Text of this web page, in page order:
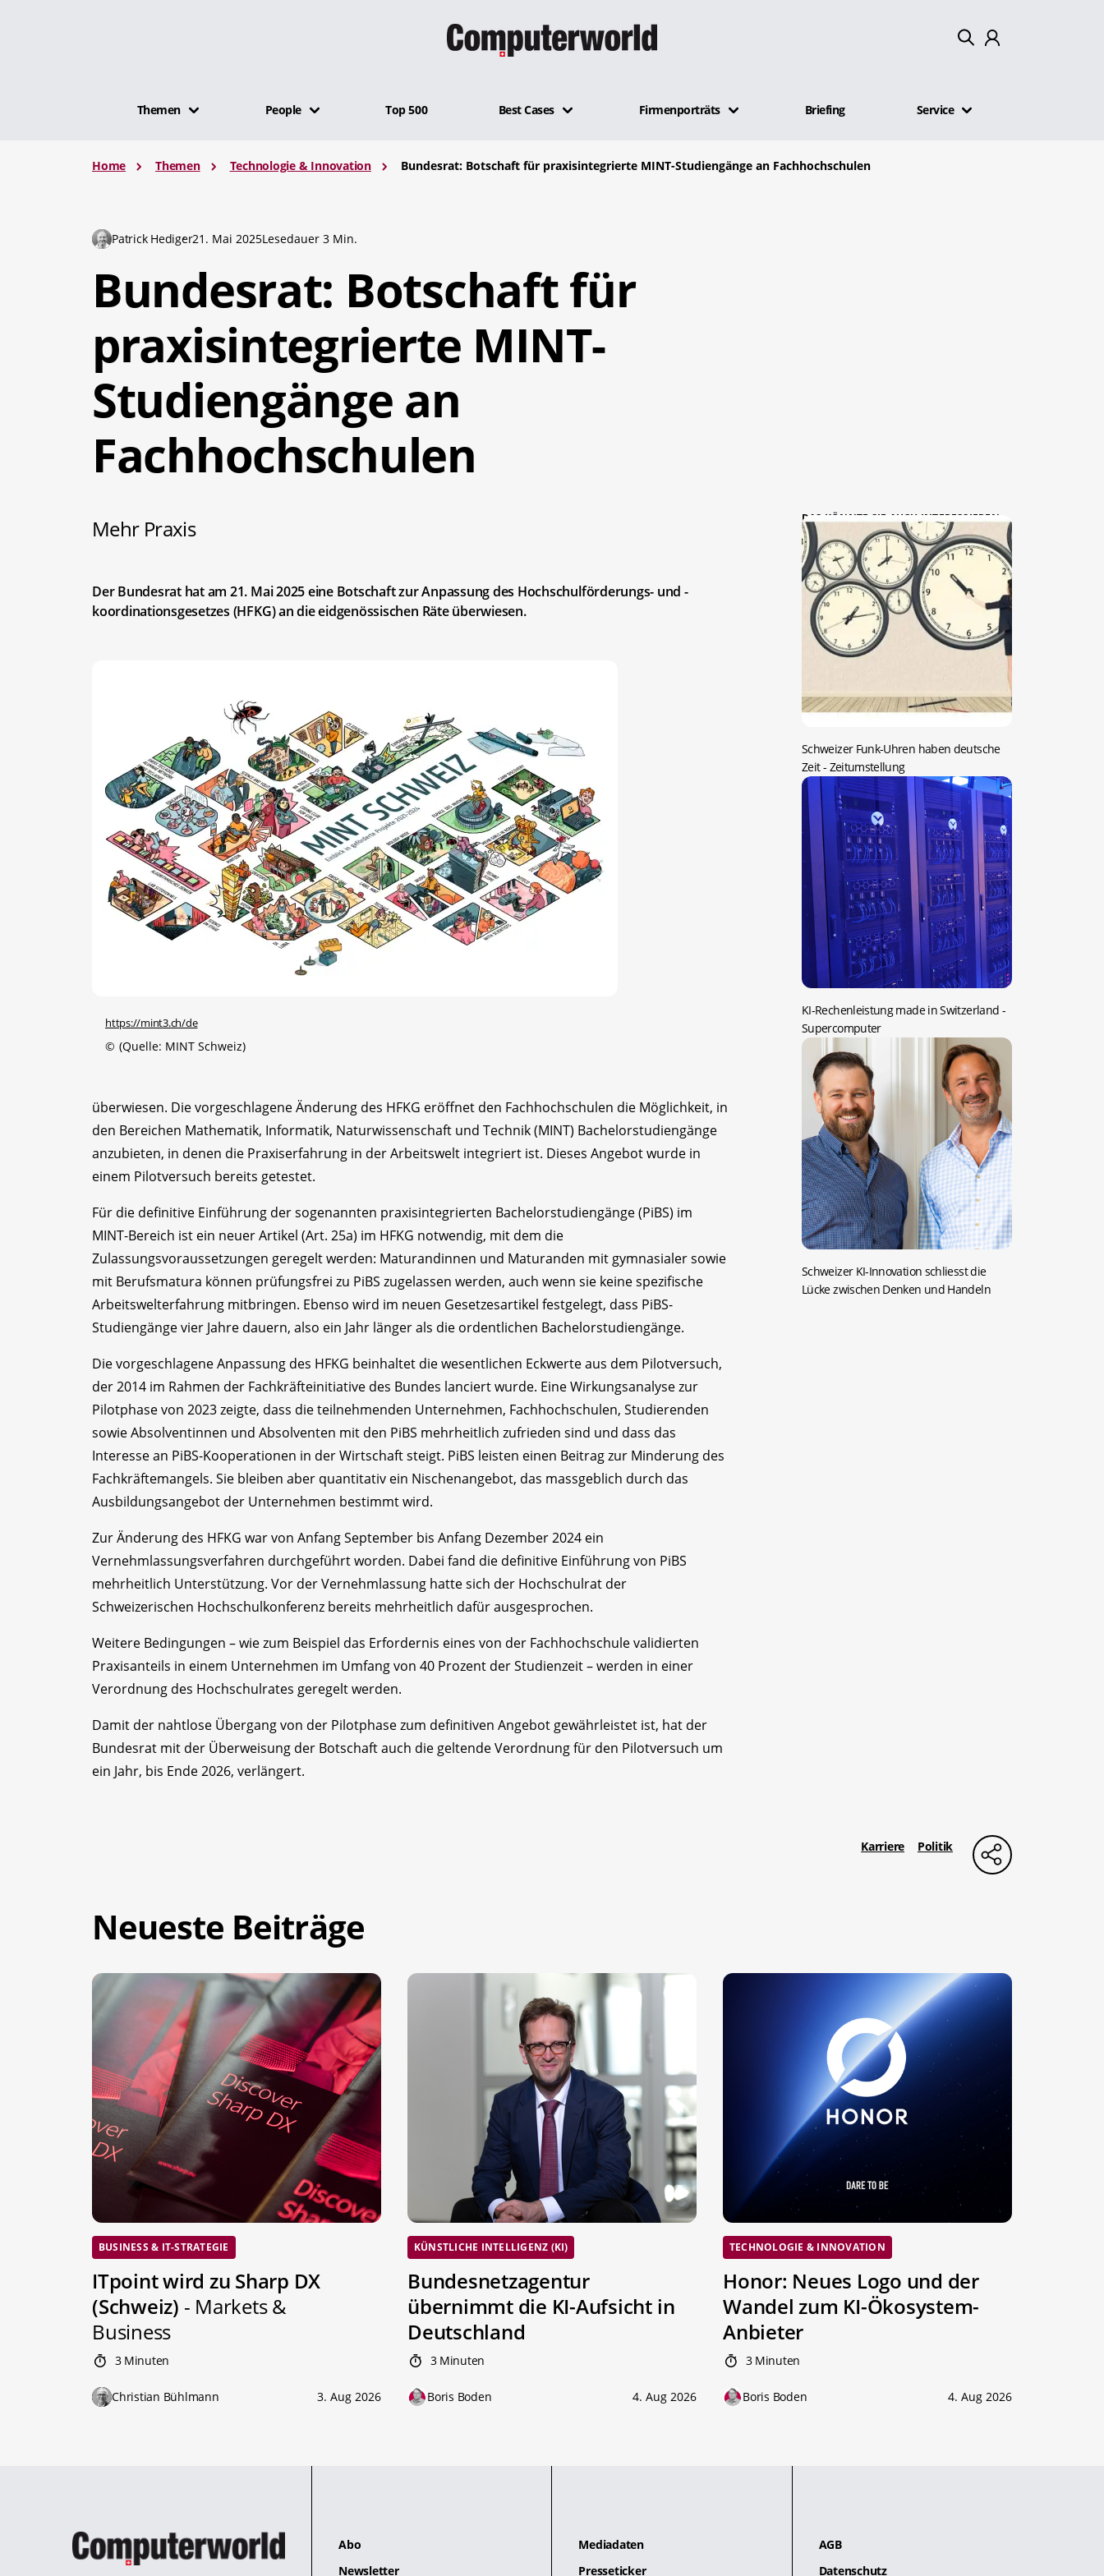
Abmelden
Themen People Top 500 Best Cases Firmenporträts Briefing Service
Home Themen Technologie & Innovation Bundesrat: Botschaft für praxisintegrierte MINT-Studiengänge an Fachhochschulen
Patrick Hediger21. Mai 2025Lesedauer 3 Min.
Bundesrat: Botschaft für
praxisintegrierte MINT-
Studiengänge an
Fachhochschulen
Mehr Praxis
Der Bundesrat hat am 21. Mai 2025 eine Botschaft zur Anpassung des Hochschulförderungs- und -
koordinationsgesetzes (HFKG) an die eidgenössischen Räte überwiesen.
https://mint3.ch/de
© (Quelle: MINT Schweiz)
überwiesen. Die vorgeschlagene Änderung des HFKG eröffnet den Fachhochschulen die Möglichkeit, in
den Bereichen Mathematik, Informatik, Naturwissenschaft und Technik (MINT) Bachelorstudiengänge
anzubieten, in denen die Praxiserfahrung in der Arbeitswelt integriert ist. Dieses Angebot wurde in
einem Pilotversuch bereits getestet.
Für die definitive Einführung der sogenannten praxisintegrierten Bachelorstudiengänge (PiBS) im
MINT-Bereich ist ein neuer Artikel (Art. 25a) im HFKG notwendig, mit dem die
Zulassungsvoraussetzungen geregelt werden: Maturandinnen und Maturanden mit gymnasialer sowie
mit Berufsmatura können prüfungsfrei zu PiBS zugelassen werden, auch wenn sie keine spezifische
Arbeitswelterfahrung mitbringen. Ebenso wird im neuen Gesetzesartikel festgelegt, dass PiBS-
Studiengänge vier Jahre dauern, also ein Jahr länger als die ordentlichen Bachelorstudiengänge.
Die vorgeschlagene Anpassung des HFKG beinhaltet die wesentlichen Eckwerte aus dem Pilotversuch,
der 2014 im Rahmen der Fachkräfteinitiative des Bundes lanciert wurde. Eine Wirkungsanalyse zur
Pilotphase von 2023 zeigte, dass die teilnehmenden Unternehmen, Fachhochschulen, Studierenden
sowie Absolventinnen und Absolventen mit den PiBS mehrheitlich zufrieden sind und dass das
Interesse an PiBS-Kooperationen in der Wirtschaft steigt. PiBS leisten einen Beitrag zur Minderung des
Fachkräftemangels. Sie bleiben aber quantitativ ein Nischenangebot, das massgeblich durch das
Ausbildungsangebot der Unternehmen bestimmt wird.
Zur Änderung des HFKG war von Anfang September bis Anfang Dezember 2024 ein
Vernehmlassungsverfahren durchgeführt worden. Dabei fand die definitive Einführung von PiBS
mehrheitlich Unterstützung. Vor der Vernehmlassung hatte sich der Hochschulrat der
Schweizerischen Hochschulkonferenz bereits mehrheitlich dafür ausgesprochen.
Weitere Bedingungen – wie zum Beispiel das Erfordernis eines von der Fachhochschule validierten
Praxisanteils in einem Unternehmen im Umfang von 40 Prozent der Studienzeit – werden in einer
Verordnung des Hochschulrates geregelt werden.
Damit der nahtlose Übergang von der Pilotphase zum definitiven Angebot gewährleistet ist, hat der
Bundesrat mit der Überweisung der Botschaft auch die geltende Verordnung für den Pilotversuch um
ein Jahr, bis Ende 2026, verlängert.
DAS KÖNNTE SIE AUCH INTERESSIEREN:
Schweizer Funk-Uhren haben deutsche
Zeit- Zeitumstellung
KI-Rechenleistung made in Switzerland -
Supercomputer
Schweizer KI-Innovation schliesst die
Lücke zwischen Denken und Handeln
Karriere Politik
Neueste Beiträge
BUSINESS & IT-STRATEGIE
ITpoint wird zu Sharp DX
(Schweiz) - Markets &
Business
3 Minuten
Christian Bühlmann 3. Aug 2026
KÜNSTLICHE INTELLIGENZ (KI)
Bundesnetzagentur
übernimmt die KI-Aufsicht in
Deutschland
3 Minuten
Boris Boden 4. Aug 2026
TECHNOLOGIE & INNOVATION
Honor: Neues Logo und der
Wandel zum KI-Ökosystem-
Anbieter
3 Minuten
Boris Boden 4. Aug 2026
Abo
Newsletter
Mediadaten
Presseticker
AGB
Datenschutz